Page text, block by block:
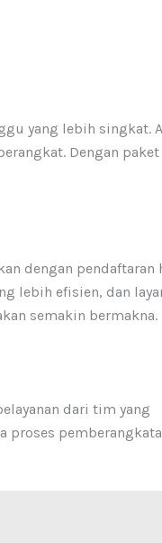
yang lebih singkat.
Dengan paket
dengan pendaftaran
lebih efisien, dan
semakin bermakna.
dari tim yang
proses